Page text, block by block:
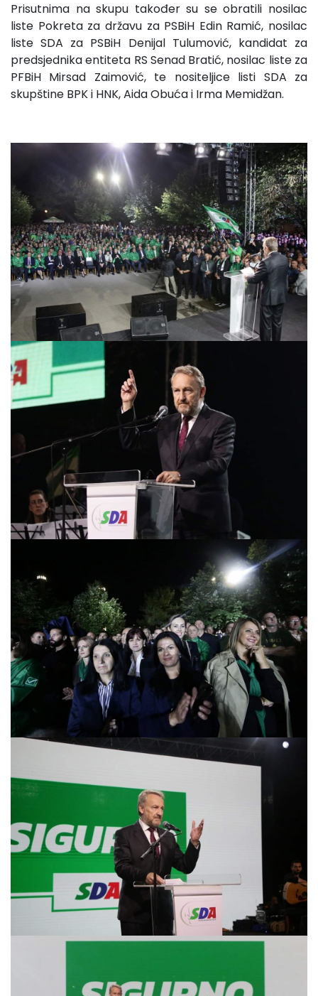
Prisutnima na skupu također su se obratili nosilac
liste Pokreta za državu za PSBiH Edin Ramić, nosilac
liste SDA za PSBiH Denijal Tulumović, kandidat za
predsjednika entiteta RS Senad Bratić, nosilac liste za
PFBiH Mirsad Zaimović, te nositeljice listi SDA za
skupštine BPK i HNK, Aida Obuća i Irma Memidžan.